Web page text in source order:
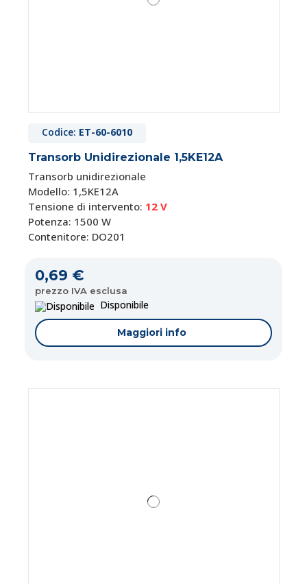
Codice: ET-60-6010
Transorb Unidirezionale 1,5KE12A
Transorb unidirezionale
Modello: 1,5KE12A
Tensione di intervento: 12 V
Potenza: 1500 W
Contenitore: DO201
0,69 €
prezzo IVA esclusa
Disponibile
Maggiori info